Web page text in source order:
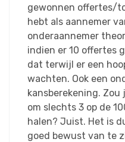
gewonnen offertes/
hebt als aannemer
onderaannemer
indien er 10 offertes
dat terwijl er een
wachten. Ook een
kansberekening.
om slechts 3 op de
halen? Juist. Het is
goed bewust van te